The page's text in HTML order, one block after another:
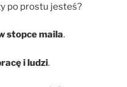
po prostu jesteś?
stopce maila.
i ludzi.